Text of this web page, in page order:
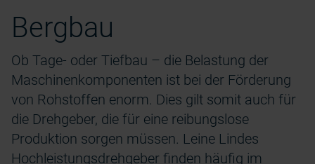
Bergbau
Ob Tage- oder Tiefbau – die Belastung der
Maschinenkomponenten ist bei der Förderung
von Rohstoffen enorm. Dies gilt somit auch für
die Drehgeber, die für eine reibungslose
Produktion sorgen müssen. Leine Lindes
Hochleistungsdrehgeber finden häufig im